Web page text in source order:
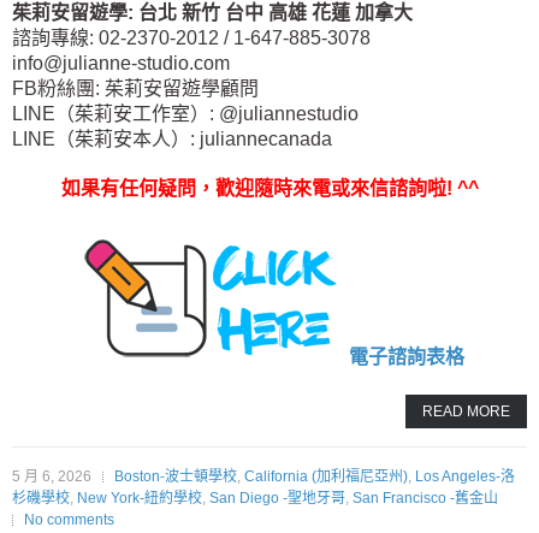
茱莉安留遊學: 台北 新竹 台中 高雄 花蓮 加拿大
諮詢專線: 02-2370-2012 / 1-647-885-3078
info@julianne-studio.com
FB粉絲團: 茱莉安留遊學顧問
LINE（茱莉安工作室）: @juliannestudio
LINE（茱莉安本人）: juliannecanada
如果有任何疑問，歡迎隨時來電或來信諮詢啦! ^^
電子諮詢表格
READ MORE
5 月 6, 2026 Boston-波士頓學校 California (加利福尼亞州) Los Angeles-洛
杉磯學校 New York-紐約學校 San Diego -聖地牙哥 San Francisco -舊金山
No comments